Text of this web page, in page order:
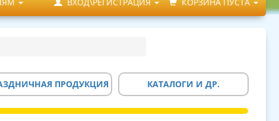
ПРОДУКЦИЯ КАТАЛОГИ И ДР.